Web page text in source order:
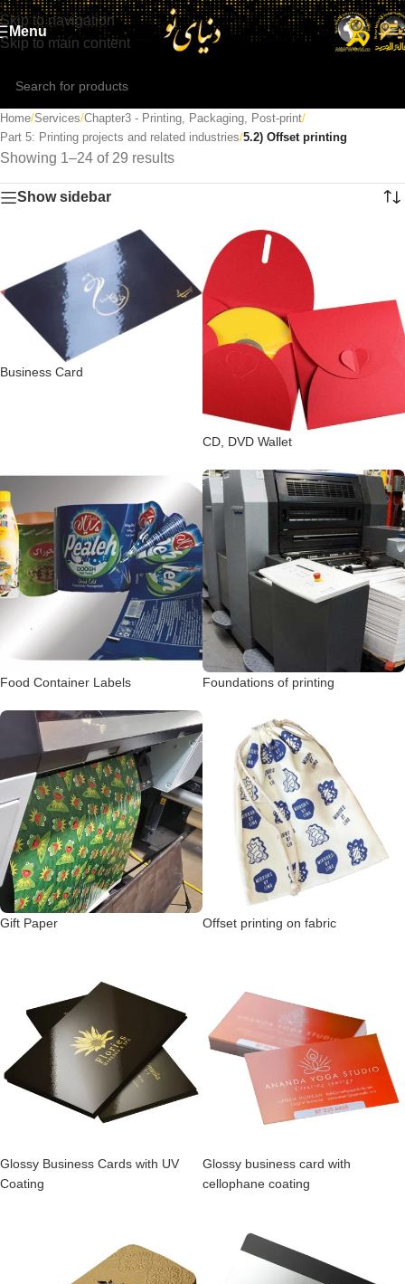
Skip to navigation
Skip to main content
Menu
Home/Services/Chapter3 - Printing, Packaging, Post-print/
Part 5: Printing projects and related industries/5.2) Offset printing
Showing 1–24 of 29 results
Show sidebar
Business Card
CD, DVD Wallet
Food Container Labels Foundations of printing
Gift Paper Offset printing on fabric
Glossy Business Cards with UV
Coating
Glossy business card with
cellophane coating